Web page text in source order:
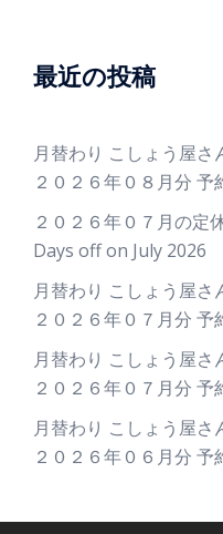
最近の投稿
月替わり こしょう屋
２０２６年０８月分 予
２０２６年０７月の定
Days off on July 2026
月替わり こしょう屋
２０２６年０７月分 予
月替わり こしょう屋
２０２６年０７月分 予
月替わり こしょう屋
２０２６年０６月分 予